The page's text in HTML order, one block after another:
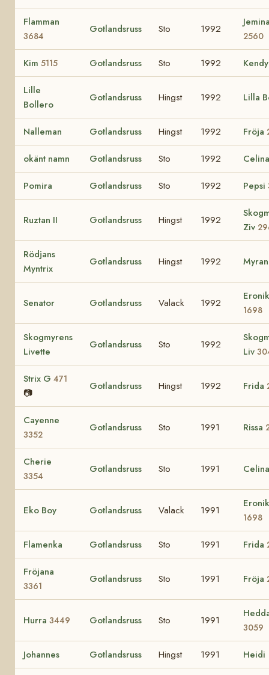
Flamman
3684
Gotlandsruss Sto 1992
2560
Kim 5115 Gotlandsruss Sto 1992 Kendy
Lille
Bollero
Gotlandsruss Hingst 1992 Lilla
Nalleman Gotlandsruss Hingst 1992 Fröja
okänt namn Gotlandsruss Sto 1992
Pomira Gotlandsruss Sto 1992 Pepsi
Ruztan II Gotlandsruss Hingst 1992
Ziv
Rödjans
Myntrix
Gotlandsruss Hingst 1992 Myran
Senator Gotlandsruss Valack 1992
1698
Skogmyrens
Livette
Gotlandsruss Sto 1992
Liv
Strix G 471
📷
Gotlandsruss Hingst 1992 Frida
Cayenne
3352
Gotlandsruss Sto 1991 Rissa
Cherie
3354
Gotlandsruss Sto 1991
Eko Boy Gotlandsruss Valack 1991
1698
Flamenka Gotlandsruss Sto 1991 Frida
Fröjana
3361
Gotlandsruss Sto 1991 Fröja
Hurra 3449 Gotlandsruss Sto 1991
3059
Johannes Gotlandsruss Hingst 1991 Heidi